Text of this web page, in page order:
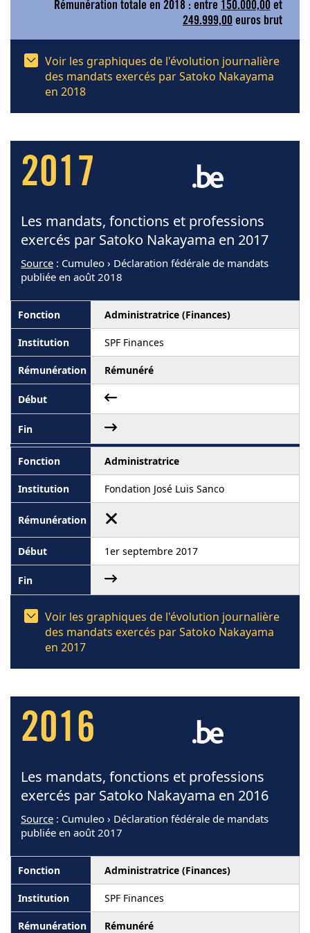
Rémunération totale en 2018 : entre 150.000,00 et
249.999,00 euros brut
Voir les graphiques de l'évolution journalière
des mandats exercés par Satoko Nakayama
en 2018
2017
Les mandats, fonctions et professions
exercés par Satoko Nakayama en 2017
Source : Cumuleo › Déclaration fédérale de mandats
publiée en août 2018
Administratrice (Finances)
SPF Finances
Rémunéré
Administratrice
Fondation José Luis Sanco
1er septembre 2017
Voir les graphiques de l'évolution journalière
des mandats exercés par Satoko Nakayama
en 2017
2016
Les mandats, fonctions et professions
exercés par Satoko Nakayama en 2016
Source : Cumuleo › Déclaration fédérale de mandats
publiée en août 2017
Administratrice (Finances)
SPF Finances
Rémunéré